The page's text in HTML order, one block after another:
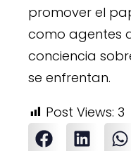
promover el
como agentes
conciencia
se enfrentan.
Post Views: 3